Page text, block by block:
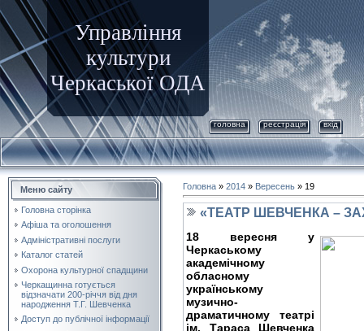
Управління
культури
Черкаської ОДА
головна реєстрація вхід
Меню сайту
Головна сторінка
Афіша та оголошення
Адміністративні послуги
Каталог статей
Охорона культурної спадщини
Черкащинна готується
відзначати 200-річчя від дня
народження Т.Г. Шевченка
Доступ до публічної інформації
Головна » 2014 » Вересень » 19
«ТЕАТР ШЕВЧЕНКА –
18 вересня у
Черкаському
академічному
обласному
українському
музично-
драматичному театрі
ім. Тараса Шевченка